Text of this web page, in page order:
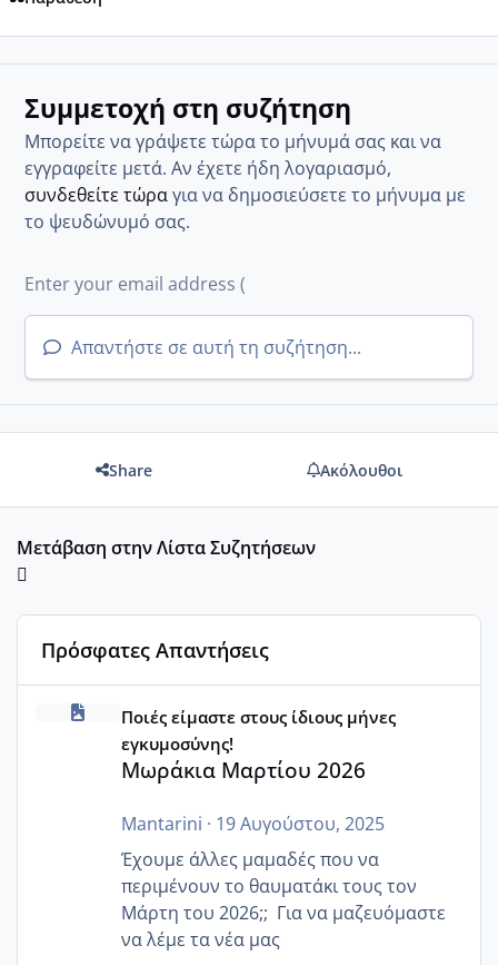
Συμμετοχή στη συζήτηση
Μπορείτε να γράψετε τώρα το μήνυμά σας και να
εγγραφείτε μετά. Αν έχετε ήδη λογαριασμό,
συνδεθείτε τώραγια να δημοσιεύσετε το μήνυμα με
το ψευδώνυμό σας.
Απαντήστε σε αυτή τη συζήτηση...
Share Ακόλουθοι
Μετάβαση στην Λίστα Συζητήσεων
Πρόσφατες Απαντήσεις
Μωράκια Μαρτίου 2026
Ποιές είμαστε στους ίδιους μήνες
εγκυμοσύνης!
Μωράκια Μαρτίου 2026
Mantarini · 19 Αυγούστου, 2025
Έχουμε άλλες μαμαδές που να
περιμένουν το θαυματάκι τους τον
Μάρτη του 2026;; Για να μαζευόμαστε
να λέμε τα νέα μας